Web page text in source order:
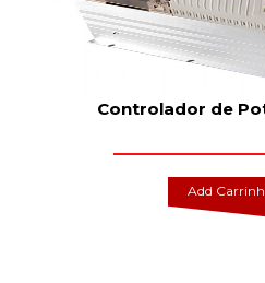
Controlador de
Add